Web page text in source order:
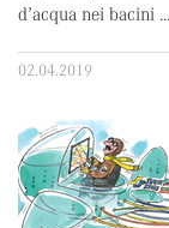
d’acqua nei bacini ...
02.04.2019